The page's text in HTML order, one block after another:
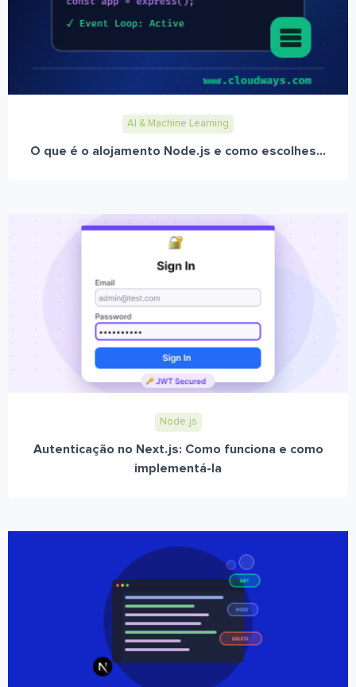
AI & Machine Learning
O que é o alojamento Node.js e como escolhes...
Node.js
Autenticação no Next.js: Como funciona e como
implementá-la